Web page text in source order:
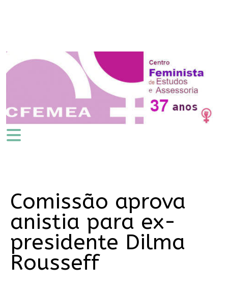
Comissão aprova
anistia para ex-
presidente Dilma
Rousseff